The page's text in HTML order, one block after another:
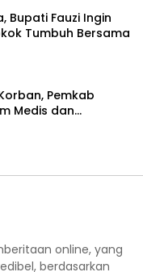
Bupati Fauzi Ingin
Tumbuh Bersama
Pemkab
Medis dan
Kalianget
online, yang
berdasarkan